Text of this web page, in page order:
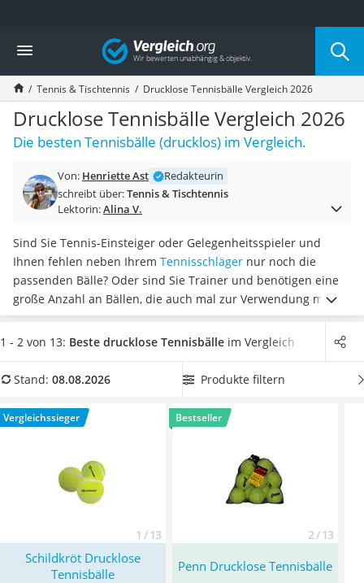
Die beliebtesten Vergleiche nach Kategorie
Freizeit & Sport
Gartentrampolin
Trampolin
Metalldetektor
Eufab-Fahrradträger
Trampolin 366 cm
Aluminium-Koffer
Futterboot
E-Bike-Dreirad
Trekkingschuhe Herren
Reisetasche mit Rollen
Klimmzugstation
Koffer
Nachtsichtgerät
Handgepäck-Koffer
Wanderschuhe Herren
Sicherheitsweste Reiten
Vergleich
Tennis & Tischtennis Drucklose Tennisbälle Vergleich 2026
Drucklose Tennisbälle Vergleich 2026
Die besten Tennisbälle (drucklos) im Vergleich.
Von: Henriette Ast
Redakteurin
schreibt über:Tennis & Tischtennis
Lektorin:Alina V.
Sind Sie Tennis-Einsteiger oder Gelegenheitsspieler und
Ihnen fehlen neben Ihrem Tennisschläger nur noch die
passenden Bälle? Oder sind Sie Trainer und benötigen eine
große Anzahl an Bällen, die auch mal zur Verwendung mit
einer Ballmaschine geeignet sein müssen? In diesen Fällen
setzen Sie lieber auf Tennisbälle ohne Gas, wie es hierfür
aus unserer Vergleichstabelle
drucklose Tennisbälle mit
Gummi. Achten Sie außerdem auf eine größere Stückzahl, um
bei Ihrem Kauf einen Preisvorteil zu erzielen. Überzeugt hat
Drucklose Tennisbälle
mit seinen Eigenschaften.
1 - 2 von 13: Beste drucklose Tennisbälle im Vergleich
Stand: 08.08.2026 Produkte filtern
Vergleichssieger
1 / 13
Bestseller
2 / 13
Schildkröt Drucklose
Tennisbälle
Penn Drucklose Tennisbälle